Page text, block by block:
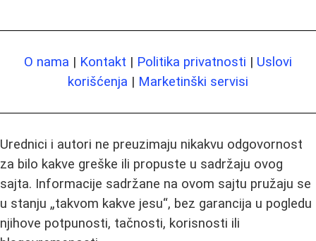
O nama | Kontakt | Politika privatnosti | Uslovi
korišćenja | Marketinški servisi
Urednici i autori ne preuzimaju nikakvu odgovornost
za bilo kakve greške ili propuste u sadržaju ovog
sajta. Informacije sadržane na ovom sajtu pružaju se
u stanju „takvom kakve jesu“, bez garancija u pogledu
njihove potpunosti, tačnosti, korisnosti ili